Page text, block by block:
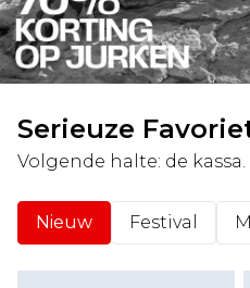
Serieuze
Volgende halte: de kassa.
Nieuw Festival